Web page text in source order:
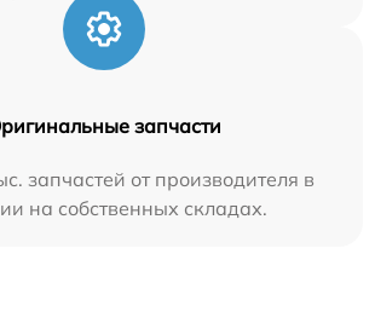
запчасти
запчастей от производителя в
на собственных складах.